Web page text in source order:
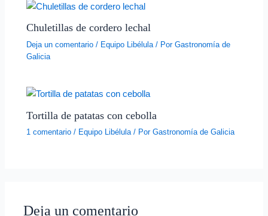
Chuletillas de cordero lechal
Deja un comentario / Equipo Libélula / PorGastronomía de
Galicia
Tortilla de patatas con cebolla
1 comentario / Equipo Libélula / PorGastronomía de Galicia
Deja un comentario